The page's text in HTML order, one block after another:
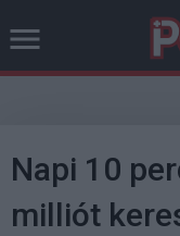
Napi 10
milliót